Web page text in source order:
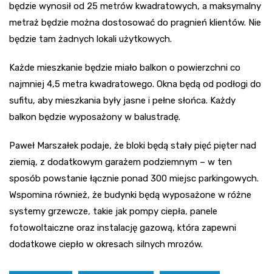
będzie wynosił od 25 metrów kwadratowych, a maksymalny
metraż będzie można dostosować do pragnień klientów. Nie
będzie tam żadnych lokali użytkowych.
Każde mieszkanie będzie miało balkon o powierzchni co
najmniej 4,5 metra kwadratowego. Okna będą od podłogi do
sufitu, aby mieszkania były jasne i pełne słońca. Każdy
balkon będzie wyposażony w balustradę.
Paweł Marszałek podaje, że bloki będą stały pięć pięter nad
ziemią, z dodatkowym garażem podziemnym – w ten
sposób powstanie łącznie ponad 300 miejsc parkingowych.
Wspomina również, że budynki będą wyposażone w różne
systemy grzewcze, takie jak pompy ciepła, panele
fotowoltaiczne oraz instalację gazową, która zapewni
dodatkowe ciepło w okresach silnych mrozów.